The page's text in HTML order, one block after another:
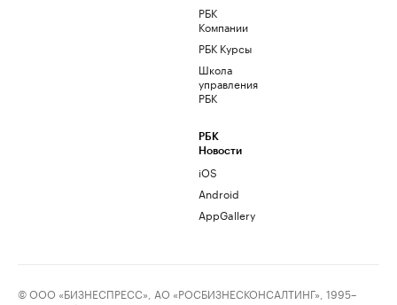
РБК
Компании
РБК Курсы
Школа
управления
РБК
РБК
Новости
iOS
Android
AppGallery
© ООО «БИЗНЕСПРЕСС», АО «РОСБИЗНЕСКОНСАЛТИНГ», 1995–